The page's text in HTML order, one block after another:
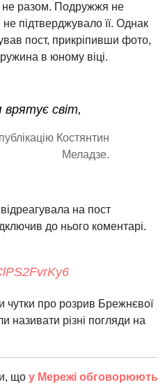
не разом. Подружжя не
підтверджувало її. Однак
пост, прикріпивши фото,
в юному віці.
врятує світ,
Костянтин
Меладзе.
на пост
до нього коментарі.
чутки про розрив Брежнєвої
називати різні погляди на
що у Мережі обговорюють